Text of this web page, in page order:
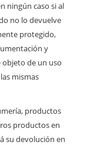
ningún caso si al
no lo devuelve
protegido,
y
de un uso
mismas
productos
productos en
su devolución en